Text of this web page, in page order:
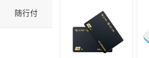
随行付